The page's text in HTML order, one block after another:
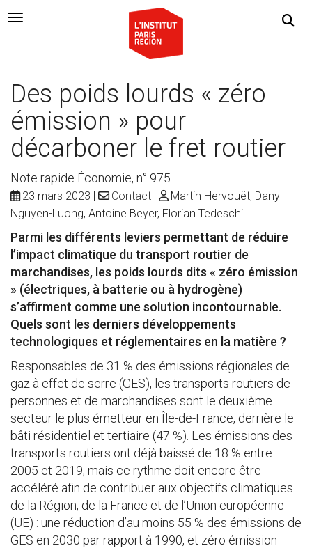
Navigation Toggle
Des poids lourds « zéro
émission » pour
décarboner le fret routier
Note rapide Économie, n° 975
23 mars 2023 Contact
Martin Hervouët, Dany
Nguyen-Luong, Antoine Beyer, Florian Tedeschi
Parmi les différents leviers permettant de réduire
l’impact climatique du transport routier de
marchandises, les poids lourds dits « zéro émission
» (électriques, à batterie ou à hydrogène)
s’affirment comme une solution incontournable.
Quels sont les derniers développements
technologiques et réglementaires en la matière ?
Responsables de 31 % des émissions régionales de
gaz à effet de serre (GES), les transports routiers de
personnes et de marchandises sont le deuxième
secteur le plus émetteur en Île-de-France, derrière le
bâti résidentiel et tertiaire (47 %). Les émissions des
transports routiers ont déjà baissé de 18 % entre
2005 et 2019, mais ce rythme doit encore être
accéléré afin de contribuer aux objectifs climatiques
de la Région, de la France et de l’Union européenne
(UE) : une réduction d’au moins 55 % des émissions de
GES en 2030 par rapport à 1990, et zéro émission